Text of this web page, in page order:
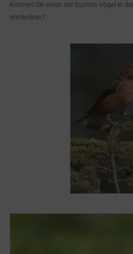
Können Sie einen der bunten Vögel in
entdecken?